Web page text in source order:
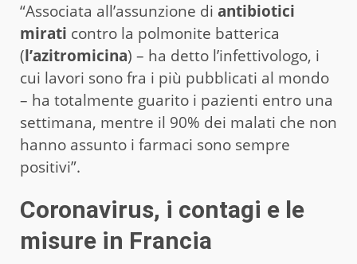
“Associata all’assunzione di antibiotici
mirati contro la polmonite batterica
(l’azitromicina) – ha detto l’infettivologo, i
cui lavori sono fra i più pubblicati al mondo
– ha totalmente guarito i pazienti entro una
settimana, mentre il 90% dei malati che non
hanno assunto i farmaci sono sempre
positivi”.
Coronavirus, i contagi e le
misure in Francia